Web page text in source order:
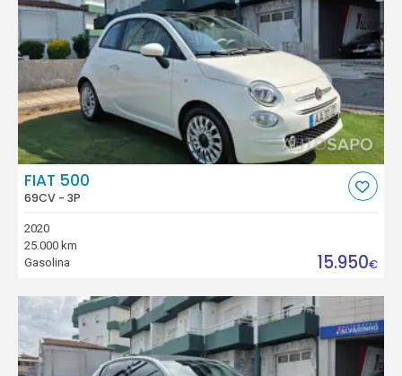
FIAT 500
69CV - 3P
2020
25.000 km
Gasolina
15.950€